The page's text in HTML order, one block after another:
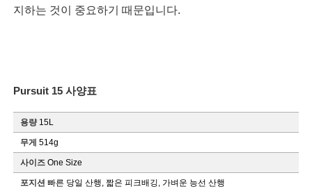
지하는 것이 중요하기 때문입니다.
Pursuit 15 사양표
용량 15L
무게 514g
사이즈 One Size
포지션 빠른 당일 산행, 짧은 피크배깅, 가벼운 능선 산행